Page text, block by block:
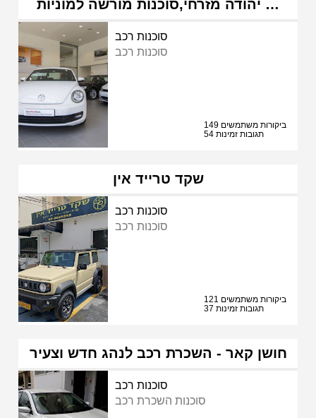
יהודה מזרחי,סוכנות מורשה למוניות …
סוכנות רכב
סוכנות רכב
149 ביקורות משתמשים
54 תגובות זמינות
שקד טרייד אין
סוכנות רכב
סוכנות רכב
121 ביקורות משתמשים
37 תגובות זמינות
חושן קאר - השכרת רכב לנהג חדש וצעיר
סוכנות רכב
סוכנות השכרת רכב